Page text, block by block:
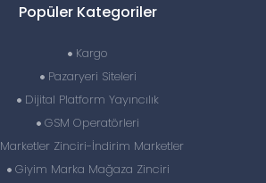
Popüler Kategoriler
Kargo
Pazaryeri Siteleri
Dijital Platform Yayıncılık
GSM Operatörleri
Marketler Zinciri-İndirim Marketler
Giyim Marka Mağaza Zinciri